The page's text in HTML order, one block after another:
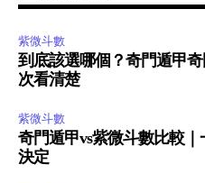
紫微斗數
到底該選哪個？奇門遁甲
次看清楚
紫微斗數
奇門遁甲vs紫微斗數比較
決定